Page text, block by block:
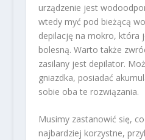
urządzenie jest
wtedy myć pod bieżącą
depilację na mokro, która
bolesną. Warto także
zasilany jest depilator.
gniazdka, posiadać
sobie oba te rozwiązania.
Musimy zastanowić się,
najbardziej korzystne,